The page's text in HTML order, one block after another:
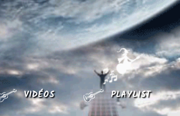
CHRISTOPHE LYAUDET
VIDÉOS PLAYLIST